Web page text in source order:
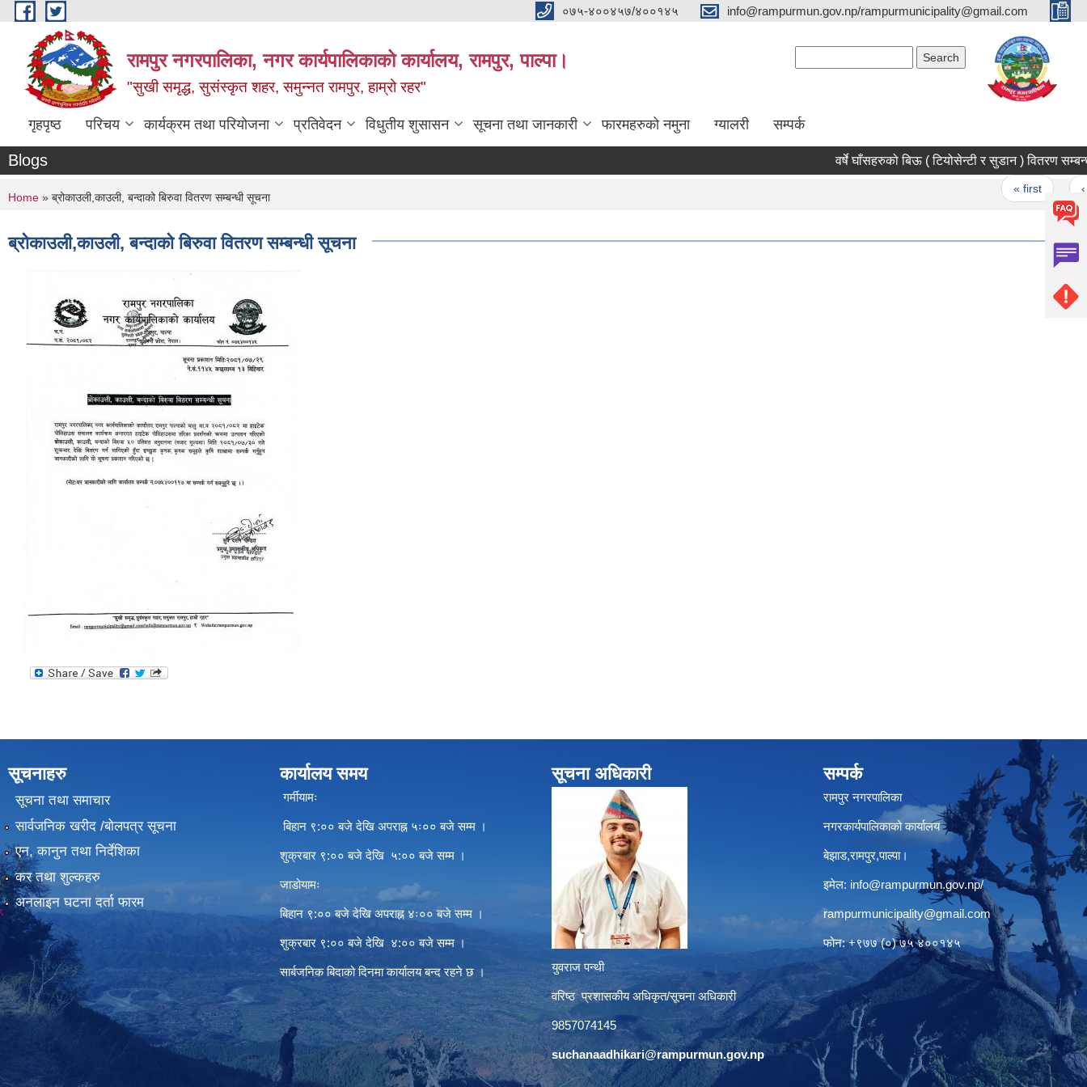
Skip to main content ०७५-४००४५७/४००१४५ info@rampurmun.gov.np/rampurmunicipality@gmail.com
रामपुर नगरपालिका, नगर कार्यपालिकाको कार्यालय, रामपुर, पाल्पा।
"सुखी समृद्ध, सुसंस्कृत शहर, समुन्नत रामपुर, हाम्रो रहर"
गृहपृष्ठ परिचय कार्यक्रम तथा परियोजना प्रतिवेदन विधुतीय शुसासन सूचना तथा जानकारी फारमहरुको नमुना ग्यालरी सम्पर्क
Blogs वर्षे घाँसहरुको बिऊ ( टियोसेन्टी र
« first ‹
You are here
Home » ब्रोकाउली,काउली, बन्दाको बिरुवा वितरण सम्बन्धी सूचना
ब्रोकाउली,काउली, बन्दाको बिरुवा वितरण सम्बन्धी सूचना
सूचनाहरु
सूचना तथा समाचार
सार्वजनिक खरीद /बोलपत्र सूचना
एन, कानुन तथा निर्देशिका
कर तथा शुल्कहरु
अनलाइन घटना दर्ता फारम
कार्यालय समय
गर्मीयामः
बिहान ९:०० बजे देखि अपराह्न ५ः०० बजे सम्म ।
शुक्रबार ९:०० बजे देखि ५:०० बजे सम्म ।
जाडोयामः
बिहान ९:०० बजे देखि अपराह्न ४ः०० बजे सम्म ।
शुक्रबार ९:०० बजे देखि ४:०० बजे सम्म ।
सार्बजनिक बिदाको दिनमा कार्यालय बन्द रहने छ ।
सूचना अधिकारी
युवराज पन्थी
वरिष्ठ प्रशासकीय अधिकृत/सूचना अधिकारी
9857074145
suchanaadhikari@rampurmun.gov.np
सम्पर्क
रामपुर नगरपालिका
नगरकार्यपालिकाको कार्यालय
बेझाड,रामपुर,पाल्पा।
इमेल: info@rampurmun.gov.np/
rampurmunicipality@gmail.com
फोन: +९७७ (०) ७५ ४००१४५